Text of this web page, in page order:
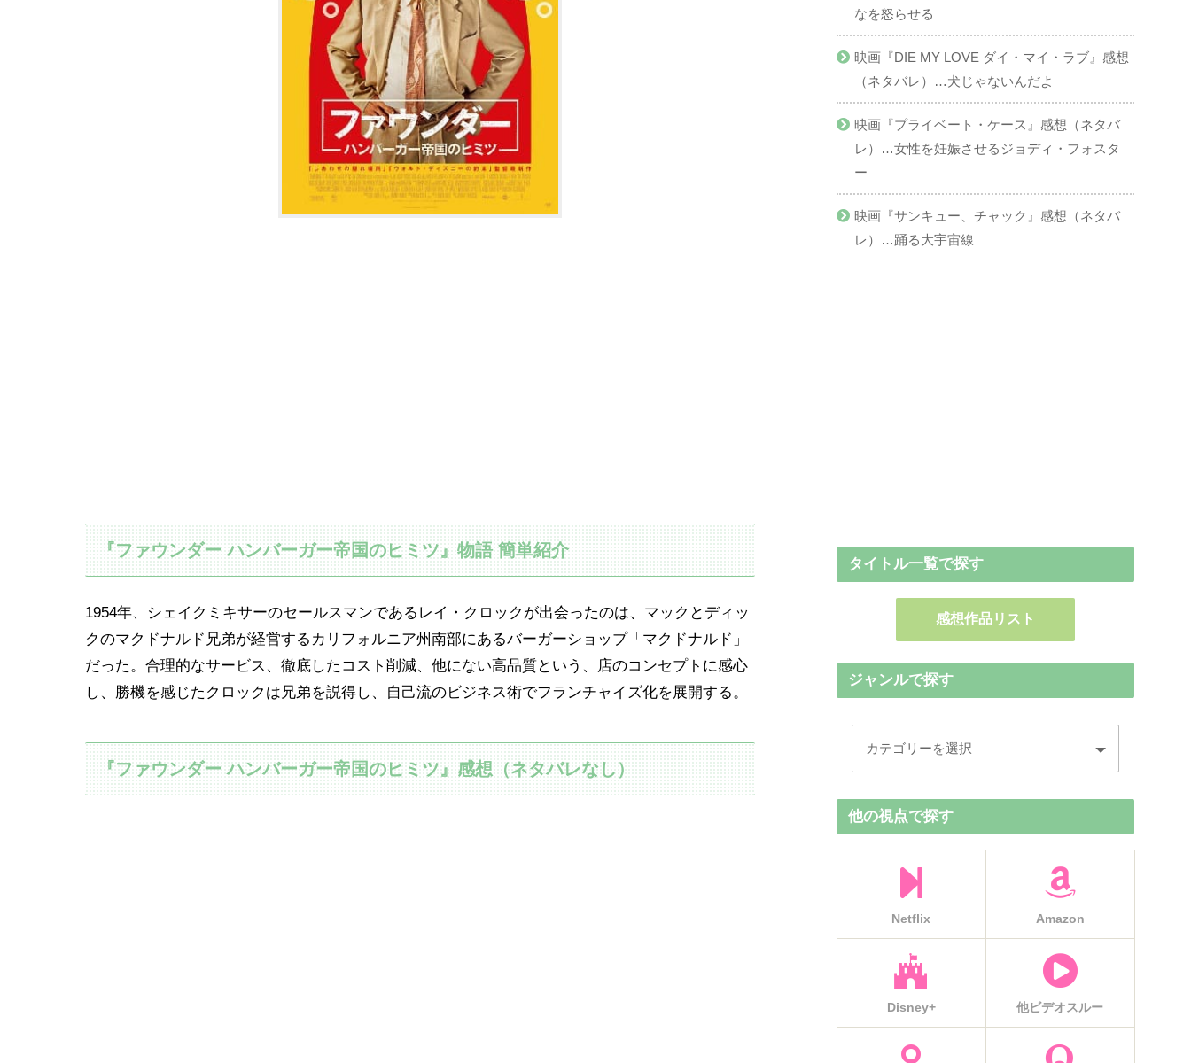
『ファウンダー ハンバーガー帝国のヒミツ』物語 簡単紹介
1954年、シェイクミキサーのセールスマンであるレイ・クロックが出会ったのは、マックとディッ
クのマクドナルド兄弟が経営するカリフォルニア州南部にあるバーガーショップ「マクドナルド」
だった。合理的なサービス、徹底したコスト削減、他にない高品質という、店のコンセプトに感心
し、勝機を感じたクロックは兄弟を説得し、自己流のビジネス術でフランチャイズ化を展開する。
『ファウンダー ハンバーガー帝国のヒミツ』感想（ネタバレなし）
なを怒らせる
映画『DIE MY LOVE ダイ・マイ・ラブ』感想
（ネタバレ）…犬じゃないんだよ
映画『プライベート・ケース』感想（ネタバ
レ）…女性を妊娠させるジョディ・フォスタ
ー
映画『サンキュー、チャック』感想（ネタバ
レ）…踊る大宇宙線
タイトル一覧で探す
感想作品リスト
ジャンルで探す
他の視点で探す
Netflix Amazon
Disney+ 他ビデオスルー